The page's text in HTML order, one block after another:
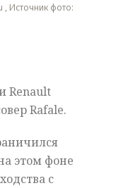
, Источник фото:
Renault
Rafale.
этом фоне
с